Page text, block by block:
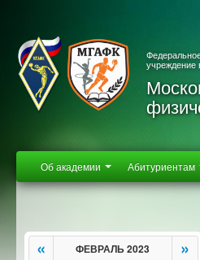
учреждение
Об академии Абитуриентам
« ФЕВРАЛЬ 2023 »